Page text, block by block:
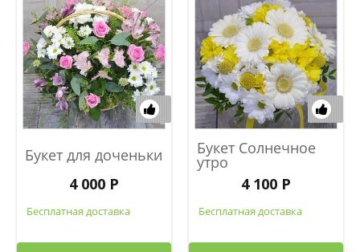
Букет для доченьки
4 000 Р
Бесплатная доставка
Букет Солнечное
утро
4 100 Р
Бесплатная доставка